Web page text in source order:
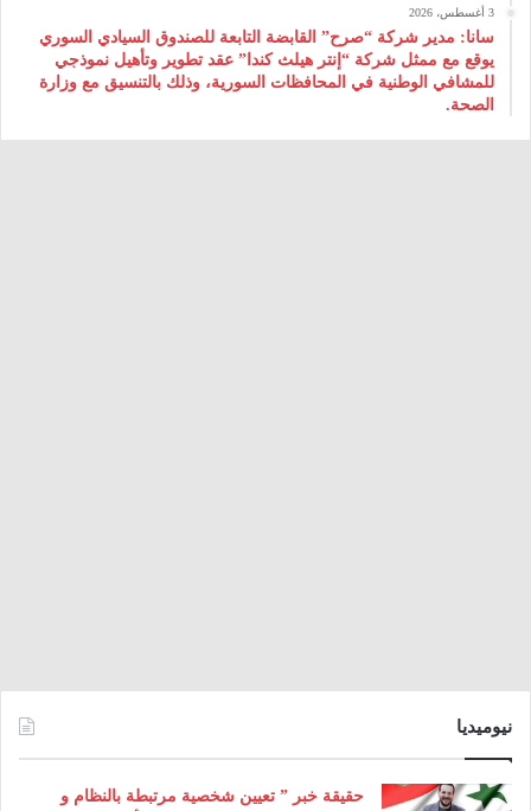
3 أغسطس، 2026
سانا: مدير شركة “صرح” القابضة التابعة للصندوق السيادي السوري
يوقع مع ممثل شركة “إنتر هيلث كندا” عقد تطوير وتأهيل نموذجي
للمشافي الوطنية في المحافظات السورية، وذلك بالتنسيق مع وزارة
الصحة.
نيوميديا
حقيقة خبر ” تعيين شخصية مرتبطة بالنظام و